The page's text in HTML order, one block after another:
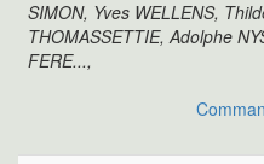
SIMON, Yves WELLENS,
THOMASSETTIE, Adolphe
FERE...,